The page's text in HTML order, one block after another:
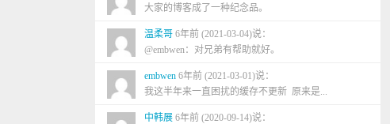
大家的博客成了一种纪念品。
温柔哥 6年前 (2021-03-04)说：
@embwen：对兄弟有帮助就好。
embwen 6年前 (2021-03-01)说：
我这半年来一直困扰的缓存不更新 原来是...
中韩展 6年前 (2020-09-14)说：